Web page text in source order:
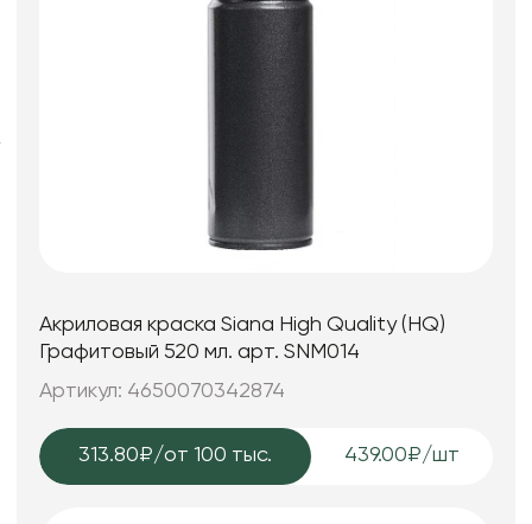
Акриловая краска Siana High Quality (HQ)
Графитовый 520 мл. арт. SNM014
Артикул: 4650070342874
313.80₽/от 100 тыс. 439.00₽/шт